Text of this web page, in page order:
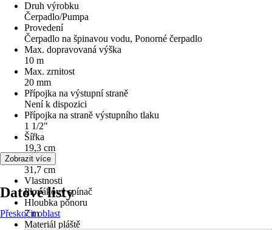
Druh výrobku
Čerpadlo/Pumpa
Provedení
Čerpadlo na špinavou vodu, Ponorné čerpadlo
Max. dopravovaná výška
10 m
Max. zrnitost
20 mm
Přípojka na výstupní straně
Není k dispozici
Přípojka na straně výstupního tlaku
1 1/2"
Šířka
19,3 cm
Výška
31,7 cm
Vlastnosti
Plovákový spínač
Hloubka ponoru
7 m
Materiál pláště
Zobrazit více
Datové listy
Přeskočit oblast